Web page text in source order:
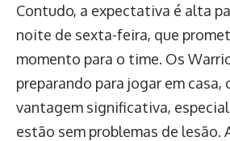
Contudo, a expectativa é alta
noite de sexta-feira, que
momento para o time. Os
preparando para jogar em casa,
vantagem significativa,
estão sem problemas de lesão.